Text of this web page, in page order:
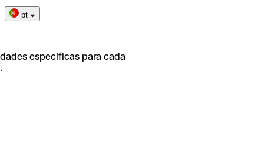
pt
específicas para cada